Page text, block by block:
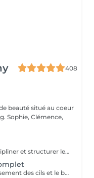
408
beauté situé au coeur
Un soin qui permet de redessiner, discipliner et structurer les sourcils pour un résultat net, harmonieux et naturellement sublimé. Le brow lift vient repositionner les poils afin de donner un effet plus fourni, mieux défini et parfaitement maîtrisé. Une teinture est incluse afin d'intensifier la couleur et d'apporter plus de profondeur au regard, tout en conservant un rendu naturel et élégant. Les sourcils sont restructurés, le regard est encadré et les traits du visage sont mis en valeur au quotidien.
Un soin complet qui associe le rehaussement des cils et le brow lift pour sublimer l’ensemble du regard. Les cils sont liftés dès la racine pour apporter longueur visuelle et ouverture du regard, tandis que les sourcils sont restructurés, disciplinés et redessinés pour un résultat net et harmonieux. Le regard est intensifié, mieux encadré et naturellement mis en valeur. Une solution idéale pour un effet soigné, élégant et durable, sans maquillage au quotidien.